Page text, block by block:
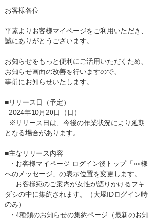
お客様各位
平素よりお客様マイページをご利用いただき、
誠にありがとうございます。
お知らせをもっと便利にご活用いただくため、
お知らせ画面の改善を行いますので、
事前にお知らせいたします。
■リリース日（予定）
2024年10月20日（日）
※リリース日は、今後の作業状況により延期
となる場合があります。
■主なリリース内容
・お客様マイページ ログイン後トップ「○○様
へのメッセージ」の表示位置を変更します。
お客様宛のご案内が女性が語りかけるフキ
ダシの中に集約されます。（大塚IDログイン時
のみ）
・4種類のお知らせの集約ページ（最新のお知